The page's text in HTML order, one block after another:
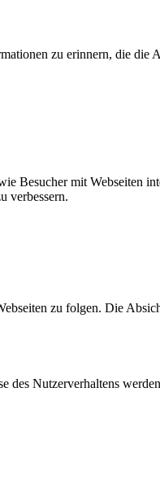
zu erinnern, die
Besucher mit Webseiten
verbessern.
zu folgen. Die
des Nutzerverhaltens